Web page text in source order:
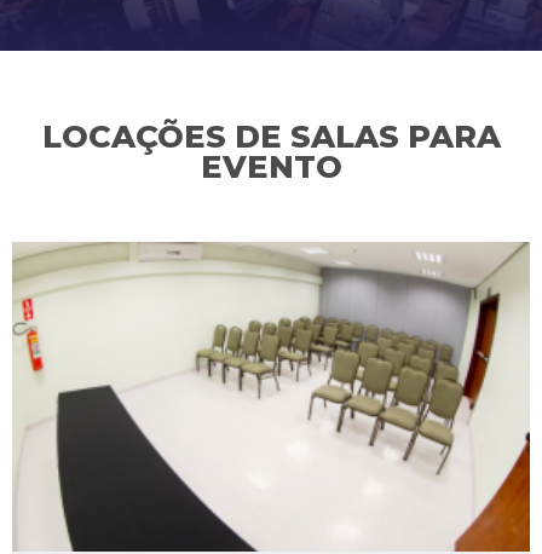
LOCAÇÕES DE SALAS PARA
EVENTO
L4
L5